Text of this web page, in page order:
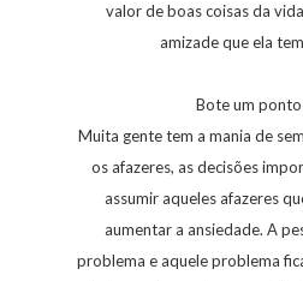
valor de boas coisas da
amizade que ela
Bote um
Muita gente tem a mania de
os afazeres, as decisões
assumir aqueles afazeres
aumentar a ansiedade. A
problema e aquele problema